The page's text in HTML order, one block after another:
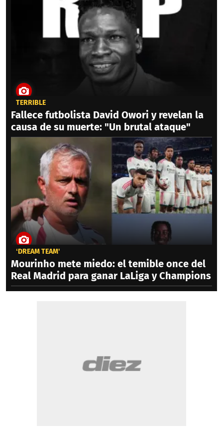
TERRIBLE
Fallece futbolista David Owori y revelan la
causa de su muerte: "Un brutal ataque"
‘DREAM TEAM'
Mourinho mete miedo: el temible once del
Real Madrid para ganar LaLiga y Champions